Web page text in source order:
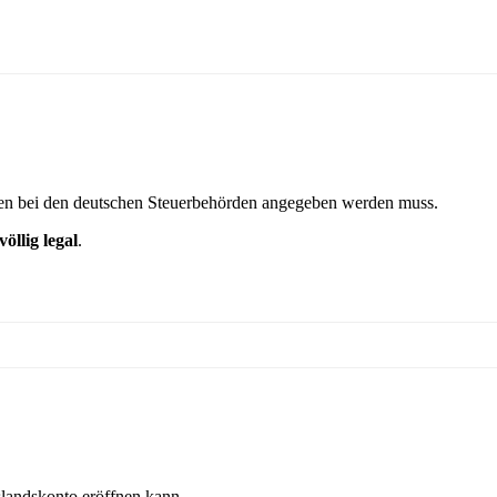
den deutschen Steuerbehörden angegeben werden muss.
völlig legal.